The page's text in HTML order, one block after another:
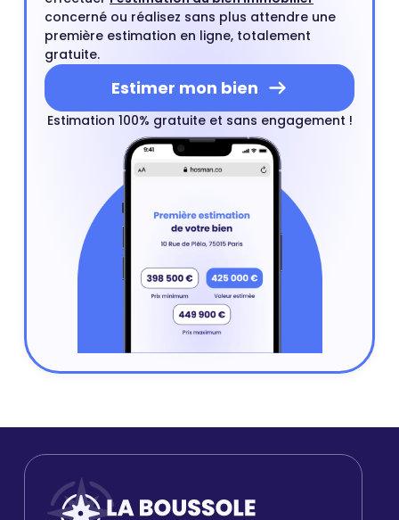
concerné ou réalisez sans plus attendre une
première estimation en ligne, totalement
gratuite.
Estimer mon bien
Estimation 100% gratuite et sans engagement !